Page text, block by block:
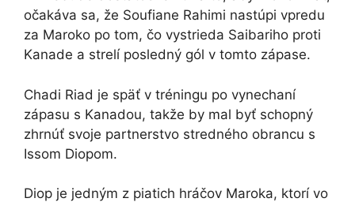
očakáva sa, že Soufiane Rahimi nastúpi vpredu
za Maroko po tom, čo vystrieda Saibariho proti
Kanade a strelí posledný gól v tomto zápase.
Chadi Riad je späť v tréningu po vynechaní
zápasu s Kanadou, takže by mal byť schopný
zhrnúť svoje partnerstvo stredného obrancu s
Issom Diopom.
Diop je jedným z piatich hráčov Maroka, ktorí vo